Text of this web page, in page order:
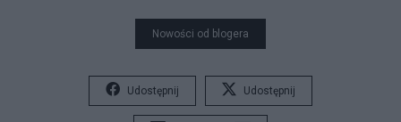
Nowości od blogera
Udostępnij Udostępnij